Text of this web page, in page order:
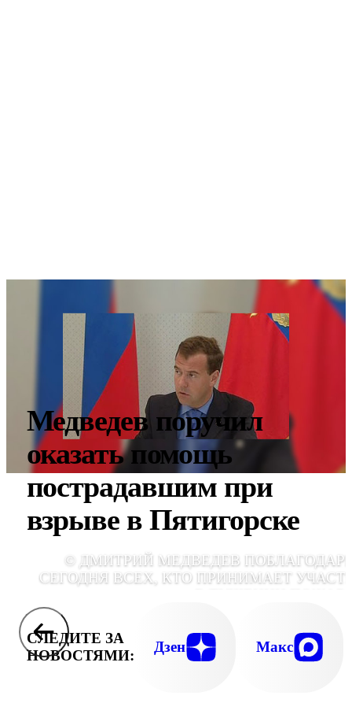
Медведев поручил
оказать помощь
пострадавшим при
взрыве в Пятигорске
© ДМИТРИЙ МЕДВЕДЕВ
СЕГОДНЯ ВСЕХ, КТО ПРИНИМАЕТ
СЛЕДИТЕ ЗА
НОВОСТЯМИ:
Дзен Макс